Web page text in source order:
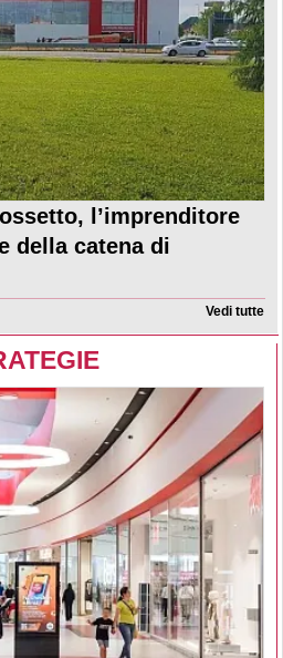
l’imprenditore
della catena di
Vedi tutte